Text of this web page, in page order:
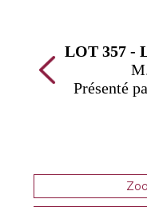
LOT 357 -
Présenté